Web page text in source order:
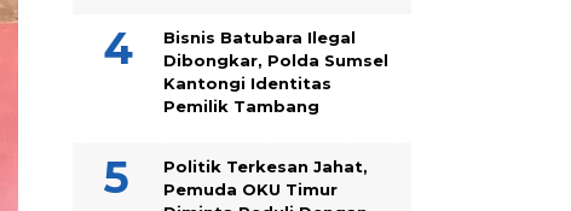
Bisnis Batubara Ilegal
Dibongkar, Polda Sumsel
Kantongi Identitas
Pemilik Tambang
Politik Terkesan Jahat,
Pemuda OKU Timur